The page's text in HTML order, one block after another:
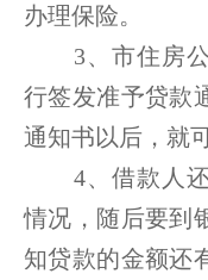
办理保险。
3、市住房公
行签发准予贷款
通知书以后，就
4、借款人还
情况，随后要到
知贷款的金额还